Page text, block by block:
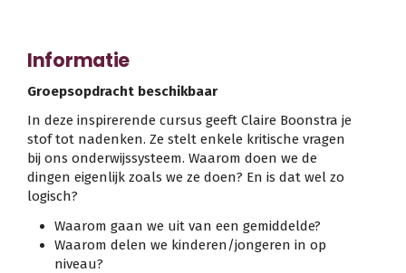
Informatie
Groepsopdracht beschikbaar
In deze inspirerende cursus geeft Claire Boonstra je
stof tot nadenken. Ze stelt enkele kritische vragen
bij ons onderwijssysteem. Waarom doen we de
dingen eigenlijk zoals we ze doen? En is dat wel zo
logisch?
Waarom gaan we uit van een gemiddelde?
Waarom delen we kinderen/jongeren in op
niveau?